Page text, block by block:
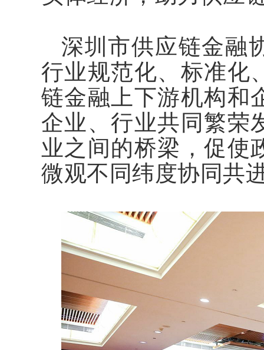
深圳市供应链金融
行业规范化、标准化
链金融上下游机构和
企业、行业共同繁荣
业之间的桥梁，促使
微观不同纬度协同共